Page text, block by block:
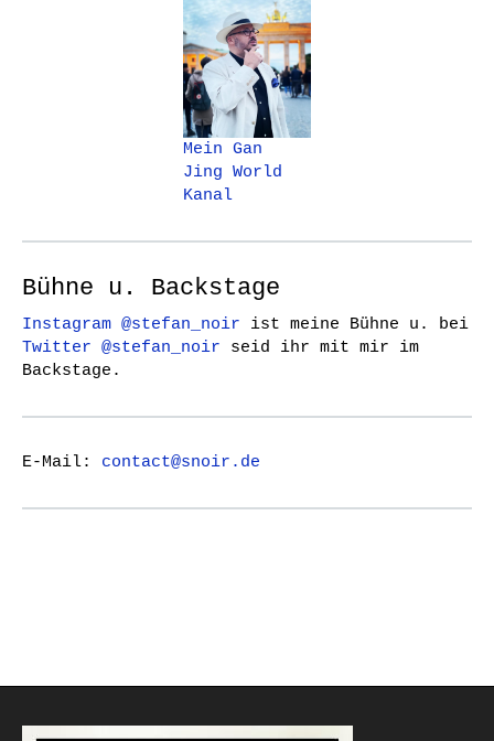
Mein Gan
Jing World
Kanal
Bühne u. Backstage
Instagram @stefan_noir ist meine Bühne u. bei
Twitter @stefan_noir seid ihr mit mir im
Backstage.
E-Mail: contact@snoir.de